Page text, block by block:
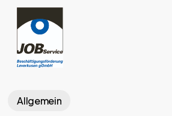
Skip
main
content
Allgemein